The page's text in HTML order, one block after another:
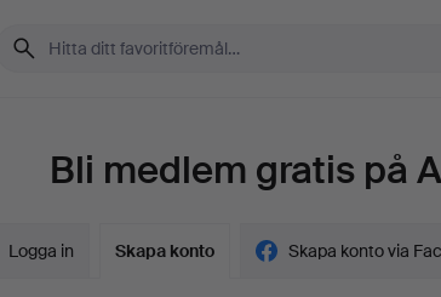
Bli medlem gratis på
Logga in Skapa konto Skapa konto via